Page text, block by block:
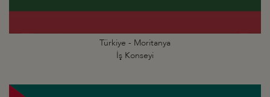
Türkiye - Moritanya
İş Konseyi